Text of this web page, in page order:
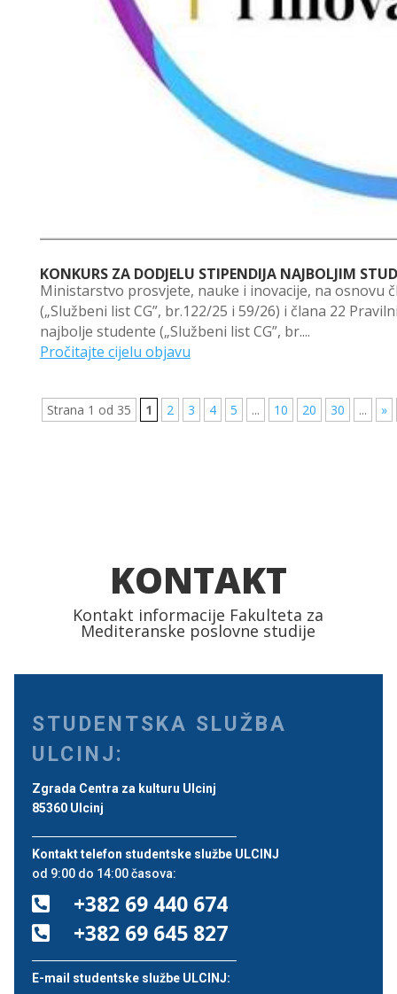
KONKURS ZA DODJELU STIPENDIJA NAJBOLJIM
Ministarstvo prosvjete, nauke i inovacije, na osnovu
(„Službeni list CG”, br.122/25 i 59/26) i člana 22
najbolje studente („Službeni list CG”, br....
Pročitajte cijelu objavu
Strana 1 od 35 1 2 3 4 5 ... 10 20 30 ... »
KONTAKT
Kontakt informacije Fakulteta za
Mediteranske poslovne studije
STUDENTSKA SLUŽBA
ULCINJ:
Zgrada Centra za kulturu Ulcinj
85360 Ulcinj
Kontakt telefon studentske službe ULCINJ
od 9:00 do 14:00 časova:
 +382 69 440 674
 +382 69 645 827
E-mail studentske službe ULCINJ: